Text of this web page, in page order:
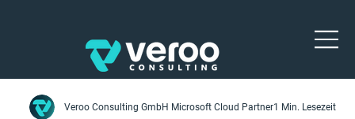
Veroo Consulting GmbH Microsoft Cloud Partner1 Min. Lesezeit